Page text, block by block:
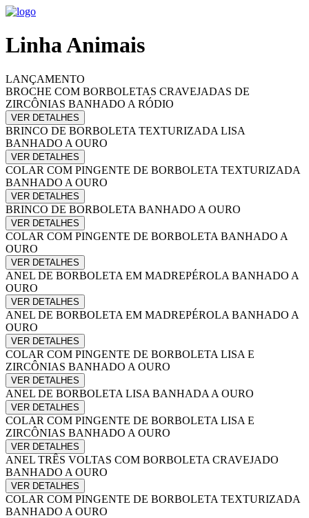
Linha Animais
LANÇAMENTO
BROCHE COM BORBOLETAS CRAVEJADAS DE
ZIRCÔNIAS BANHADO A RÓDIO
VER DETALHES
BRINCO DE BORBOLETA TEXTURIZADA LISA
BANHADO A OURO
VER DETALHES
COLAR COM PINGENTE DE BORBOLETA TEXTURIZADA
BANHADO A OURO
VER DETALHES
BRINCO DE BORBOLETA BANHADO A OURO
VER DETALHES
COLAR COM PINGENTE DE BORBOLETA BANHADO A
OURO
VER DETALHES
ANEL DE BORBOLETA EM MADREPÉROLA BANHADO A
OURO
VER DETALHES
ANEL DE BORBOLETA EM MADREPÉROLA BANHADO A
OURO
VER DETALHES
COLAR COM PINGENTE DE BORBOLETA LISA E
ZIRCÔNIAS BANHADO A OURO
VER DETALHES
ANEL DE BORBOLETA LISA BANHADA A OURO
VER DETALHES
COLAR COM PINGENTE DE BORBOLETA LISA E
ZIRCÔNIAS BANHADO A OURO
VER DETALHES
ANEL TRÊS VOLTAS COM BORBOLETA CRAVEJADO
BANHADO A OURO
VER DETALHES
COLAR COM PINGENTE DE BORBOLETA TEXTURIZADA
BANHADO A OURO